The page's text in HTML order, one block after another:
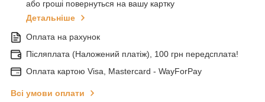
або гроші повернуться на вашу картку
Детальніше
Оплата на рахунок
Післяплата (Наложений платіж), 100 грн передсплата!
Оплата картою Visa, Mastercard - WayForPay
Всі умови оплати